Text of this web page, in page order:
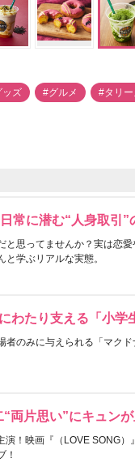
ッズ #グルメ #タリ
常に潜む“人身取引”
と思ってませんか？実は恋
学ぶリアルな実態。
わたり支える「小学
者のみに与えられる「マク
両片思い”にキュンが
演！映画『（LOVE SONG
！